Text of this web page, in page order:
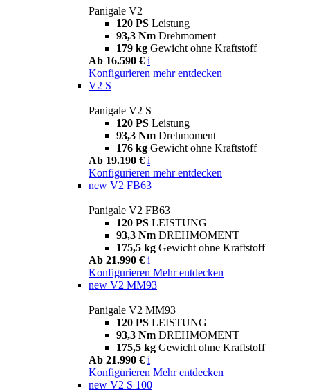
Panigale V2
120 PS Leistung
93,3 Nm Drehmoment
179 kg Gewicht ohne Kraftstoff
Ab 16.590 € i
Konfigurieren mehr entdecken
V2 S
Panigale V2 S
120 PS Leistung
93,3 Nm Drehmoment
176 kg Gewicht ohne Kraftstoff
Ab 19.190 € i
Konfigurieren mehr entdecken
new V2 FB63
Panigale V2 FB63
120 PS LEISTUNG
93,3 Nm DREHMOMENT
175,5 kg Gewicht ohne Kraftstoff
Ab 21.990 € i
Konfigurieren Mehr entdecken
new V2 MM93
Panigale V2 MM93
120 PS LEISTUNG
93,3 Nm DREHMOMENT
175,5 kg Gewicht ohne Kraftstoff
Ab 21.990 € i
Konfigurieren Mehr entdecken
new V2 S 100